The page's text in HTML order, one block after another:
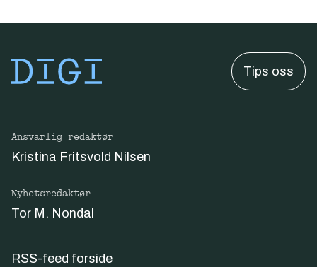
Tips oss
Ansvarlig redaktør
Kristina Fritsvold Nilsen
Nyhetsredaktør
Tor M. Nondal
RSS-feed forside